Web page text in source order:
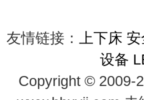
友情链接： 上下床
设备
Copyright © 2009-